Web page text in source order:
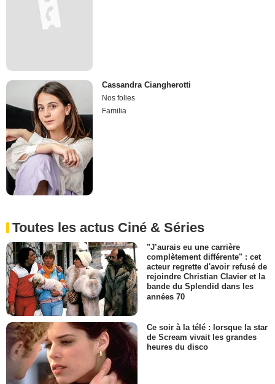
Cassandra Ciangherotti
Nos folies
Familia
Toutes les actus Ciné & Séries
"J’aurais eu une carrière
complètement différente" : cet
acteur regrette d'avoir refusé de
rejoindre Christian Clavier et la
bande du Splendid dans les
années 70
Ce soir à la télé : lorsque la star
de Scream vivait les grandes
heures du disco